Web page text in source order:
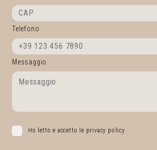
Telefono
Messaggio
Ho letto e accetto le privacy policy